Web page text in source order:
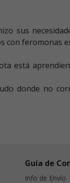
sus
feromonas
está
donde no
Guía de
Info de Envío